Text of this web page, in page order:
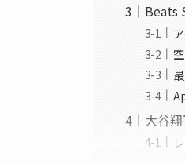
Beats
大谷